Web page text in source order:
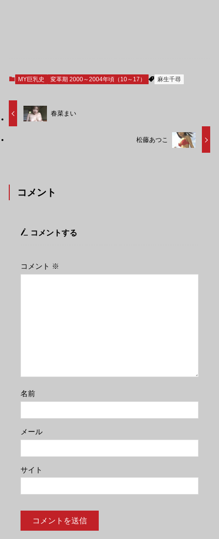
MY巨乳史 変革期 2000～2004年頃（10～17） 麻生千尋
春菜まい
松藤あつこ
コメント
コメントする
コメント ※
名前
メール
サイト